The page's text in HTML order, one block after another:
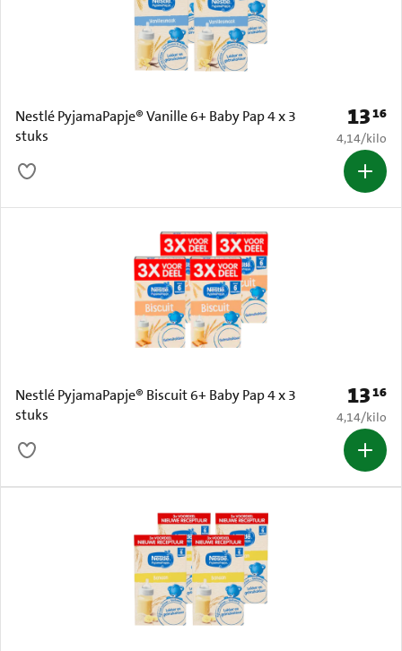
Nestlé PyjamaPapje® Vanille 6+ Baby Pap 4 x 3
stuks
Prijs: €
1316
€ 4,14 per
4,14/kilo
Nestlé PyjamaPapje® Biscuit 6+ Baby Pap 4 x 3
stuks
Prijs: €
1316
€ 4,14 per
4,14/kilo